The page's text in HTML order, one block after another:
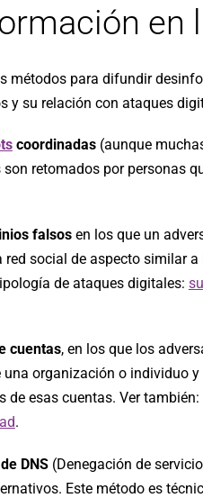
en
métodos para difundir
y su relación con ataques
coordinadas(aunque
retomados por personas
falsosen los que un
red social de aspecto similar
de ataques digitales:
cuentas, en los que los
una organización o individuo
de esas cuentas. Ver
.
DNS(Denegación de
Este método es